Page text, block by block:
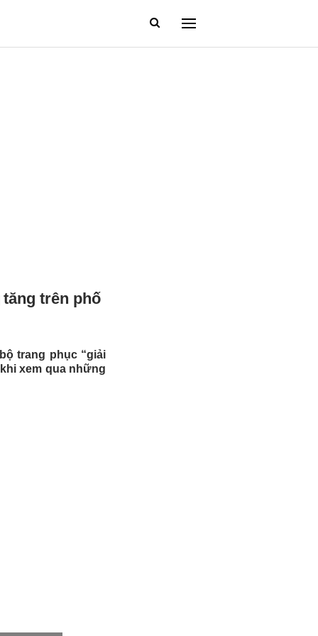
trên phố
trang phục “giải
xem qua những